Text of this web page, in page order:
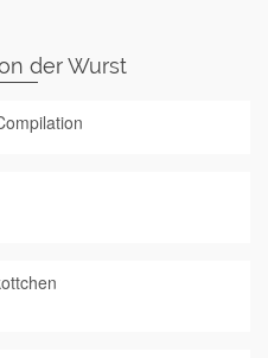
der Wurst